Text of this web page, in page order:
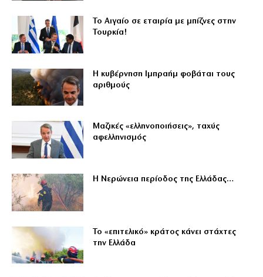
Το Αιγαίο σε εταιρία με μπίζνες στην
Τουρκία!
Η κυβέρνηση Ιμπραήμ φοβάται τους
αριθμούς
Μαζικές «ελληνοποιήσεις», ταχύς
αφελληνισμός
Η Νερώνεια περίοδος της Ελλάδας…
Το «επιτελικό» κράτος κάνει στάχτες
την Ελλάδα